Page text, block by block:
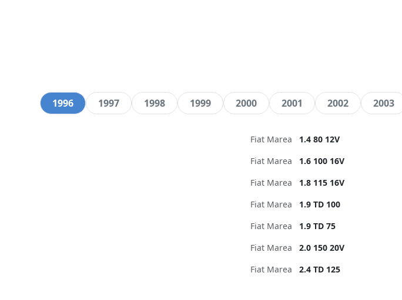
1996 1997 1998 1999 2000 2001 2002 2003
Fiat Marea 1.4 80 12V
Fiat Marea 1.6 100 16V
Fiat Marea 1.8 115 16V
Fiat Marea 1.9 TD 100
Fiat Marea 1.9 TD 75
Fiat Marea 2.0 150 20V
Fiat Marea 2.4 TD 125